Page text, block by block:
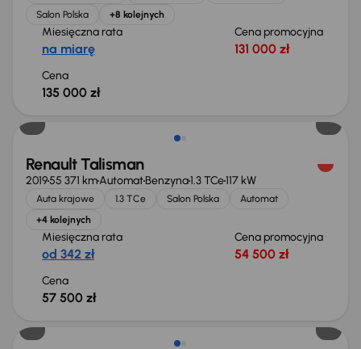
Salon Polska
+8 kolejnych
Miesięczna rata
na miarę
Cena promocyjna
131 000 zł
Cena
135 000 zł
Renault Talisman
201955 371 kmAutomatBenzyna1.3 TCe117 kW
Auta krajowe 1.3 TCe Salon Polska
Automat
+4 kolejnych
Miesięczna rata
od 342 zł
Cena promocyjna
54 500 zł
Cena
57 500 zł
Możliwość odliczenia VAT